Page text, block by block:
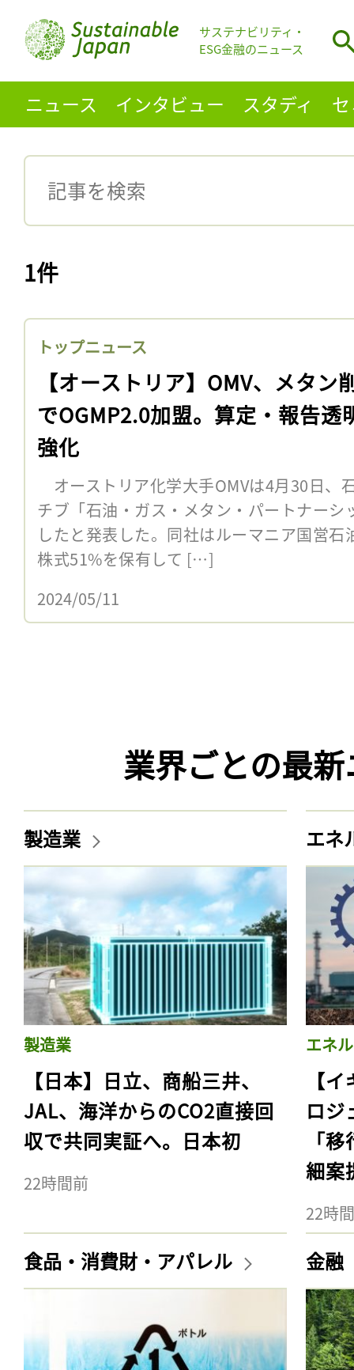
サステナビリティ・
ESG金融のニュース
ニュース インタビュー スタディ
1件
トップニュース
【オーストリア】OMV、メタン
でOGMP2.0加盟。算定・報告透
強化
オーストリア化学大手OMVは4月30日、
チブ「石油・ガス・メタン・パートナーシ
したと発表した。同社はルーマニア国営石
株式51%を保有して […]
2024/05/11
業界ごとの最
製造業
製造業
【日本】日立、商船三井、
JAL、海洋からのCO2直接回
収で共同実証へ。日本初
22時間前
エネ
エネ
【
ロジ
「
細案
22時
食品・消費財・アパレル 金融